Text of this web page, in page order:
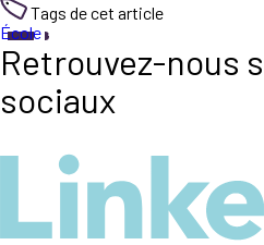
Tags de cet article
École
Retrouvez-nous
sociaux